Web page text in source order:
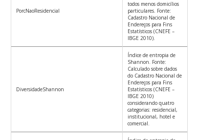
PorcNaoResidencial
todos menos domicílios
particulares. Fonte:
Cadastro Nacional de
Endereços para Fins
Estatísticos (CNEFE –
IBGE 2010).
DiversidadeShannon
Índice de entropia de
Shannon. Fonte:
Calculado sobre dados
do Cadastro Nacional de
Endereços para Fins
Estatísticos (CNEFE –
IBGE 2010)
considerando quatro
categorias: residencial,
institucional, hotel e
comercial.